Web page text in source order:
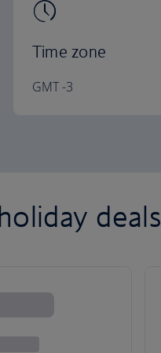
Time zone
GMT -3
deals